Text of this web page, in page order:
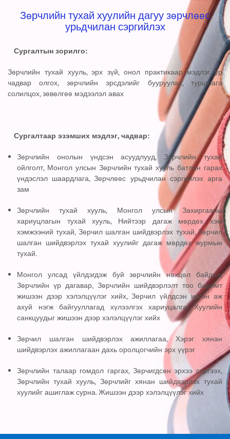
Зөрчлийн тухай хуулийн дагуу зөрчлөөс
урьдчилан сэргийлэх
Сургалтын зорилго:
Зөрчлийн тухай хууль, эрх зүй, онол практикаар мэдлэг ур
чадвар олгох, зөрчлийн эрсдэлийг бууруулах, туршлага
солилцох, зөвөлгөө мэдээлэл авах
Сургалтаар эзэмших мэдлэг, чадвар:
Зөрчлийн онолын үндсэн асуудлууд, Зөрчлийн тухай
ойлголт, Монгол улсын Зөрчлийн тухай хууль батлан гарах
үндэслэл шаардлага, Зөрчлөөс урьдчилан сэргийлэх арга
зам
Зөрчлийн тухай хууль, Монгол улсын Захиргааны
хариуцлагын тухай хууль, Нийтээр дагаж мөрдөх хэм
хэмжээний тухай, Зөрчил шалган шийдвэрлэх тухай, Зөрчил
шалган шийдвэрлэх тухай хуулийг дагаж мөрдөх журмын
тухай.
Монгол улсад үйлдэгдэж буй зөрчлийн нөхцөл байдал,
Зөрчлийн үр дагавар, Зөрчлийн шийдвэрлэлт тоо баримт
жишээн дээр хэлэлцүүлэг хийх, Зөрчил үйлдсэн иргэн аж
ахуй нэгж байгууллагад хүлээлгэх хариуцалга, Хуулийн
санкцуудыг жишээн дээр хэлэлцүүлэг хийх
Зөрчил шалган шийдвэрлэх ажиллагаа, Хэрэг хянан
шийдвэрлэх ажиллагаан дахь оролцогчийн эрх үүрэг
Зөрчлийн талаар гомдол гаргах, Зөрчигдсөн эрхээ сэргээх,
Зөрчлийн тухай хууль, Зөрчлийг хянан шийдвэрлэх тухай
хуулийг ашиглаж сурна. Жишээн дээр хэлэлцүүлэг хийх